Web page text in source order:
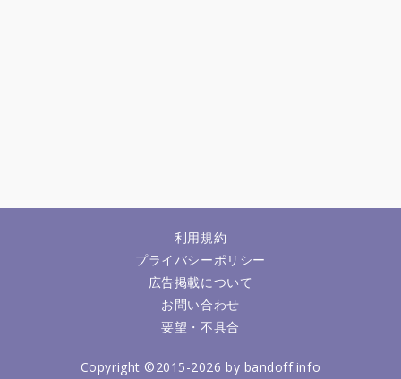
利用規約
プライバシーポリシー
広告掲載について
お問い合わせ
要望・不具合
Copyright ©2015-2026 by bandoff.info